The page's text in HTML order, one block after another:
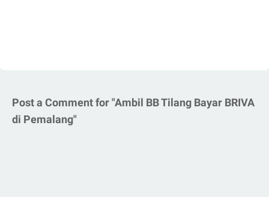
Post a Comment for "Ambil BB Tilang Bayar BRIVA
di Pemalang"